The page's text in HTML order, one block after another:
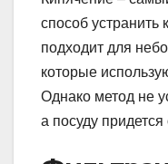
способ устранить
подходит для
которые
Однако метод не
а посуду